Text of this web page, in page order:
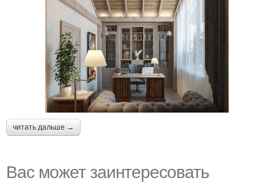
читать дальше →
Вас может заинтересовать